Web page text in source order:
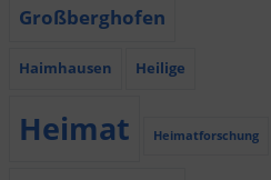
Großberghofen
Haimhausen Heilige
Heimat Heimatforschung